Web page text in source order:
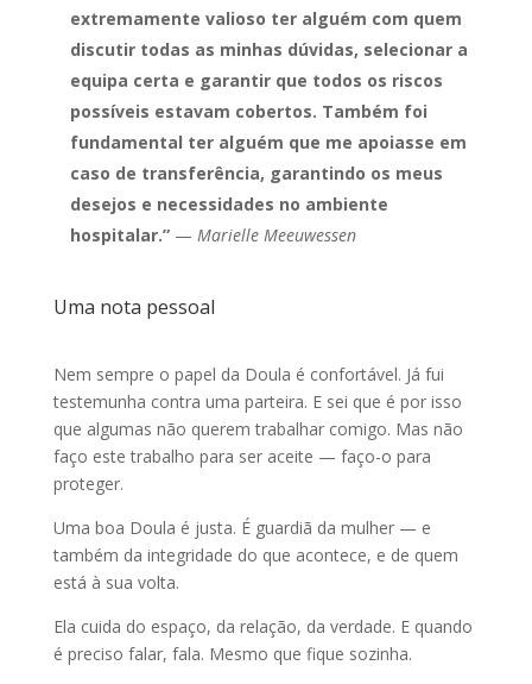
extremamente valioso ter alguém com quem
discutir todas as minhas dúvidas, selecionar a
equipa certa e garantir que todos os riscos
possíveis estavam cobertos. Também foi
fundamental ter alguém que me apoiasse em
caso de transferência, garantindo os meus
desejos e necessidades no ambiente
hospitalar.”— Marielle Meeuwessen
Uma nota pessoal
Nem sempre o papel da Doula é confortável. Já fui
testemunha contra uma parteira. E sei que é por isso
que algumas não querem trabalhar comigo. Mas não
faço este trabalho para ser aceite — faço-o para
proteger.
Uma boa Doula é justa. É guardiã da mulher — e
também da integridade do que acontece, e de quem
está à sua volta.
Ela cuida do espaço, da relação, da verdade. E quando
é preciso falar, fala. Mesmo que fique sozinha.